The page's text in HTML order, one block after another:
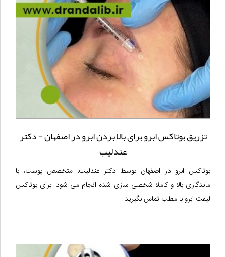
تزریق بوتاکس ابرو برای بالا بردن ابرو در اصفهان - دکتر
عندلیب
بوتاکس ابرو در اصفهان توسط دکتر عندلیب، متخصص پوست، با
ماندگاری بالا و کاملا شخصی سازی شده انجام می شود. برای بوتاکس
لیفت ابرو با مطب تماس بگیرید. ...